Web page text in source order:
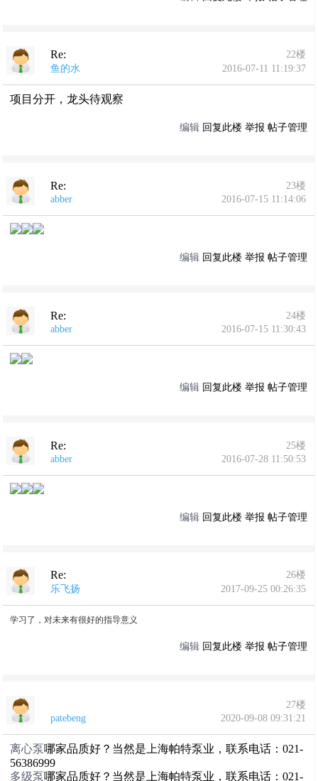
Re:
22楼
鱼的水
2016-07-11 11:19:37
项目分开，龙头待观察
编辑 回复此楼 举报 帖子管理
Re:
23楼
abber
2016-07-15 11:14:06
编辑 回复此楼 举报 帖子管理
Re:
24楼
abber
2016-07-15 11:30:43
编辑 回复此楼 举报 帖子管理
Re:
25楼
abber
2016-07-28 11:50:53
编辑 回复此楼 举报 帖子管理
Re:
26楼
乐飞扬
2017-09-25 00:26:35
学习了，对未来有很好的指导意义
编辑 回复此楼 举报 帖子管理
27楼
patebeng
2020-09-08 09:31:21
离心泵哪家品质好？当然是上海帕特泵业，联系电话：021-
56386999
多级泵哪家品质好？当然是上海帕特泵业，联系电话：021-